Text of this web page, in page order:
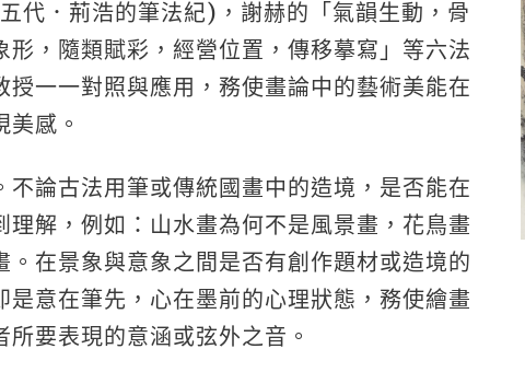
代．荊浩的筆法紀)，謝赫的「氣韻生動，骨
形，隨類賦彩，經營位置，傳移摹寫」等六法
授一一對照與應用，務使畫論中的藝術美能在
感。
不論古法用筆或傳統國畫中的造境，是否能在
理解，例如：山水畫為何不是風景畫，花鳥畫
。在景象與意象之間是否有創作題材或造境的
是意在筆先，心在墨前的心理狀態，務使繪畫
所要表現的意涵或弦外之音。